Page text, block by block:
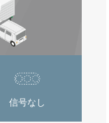
信号なし